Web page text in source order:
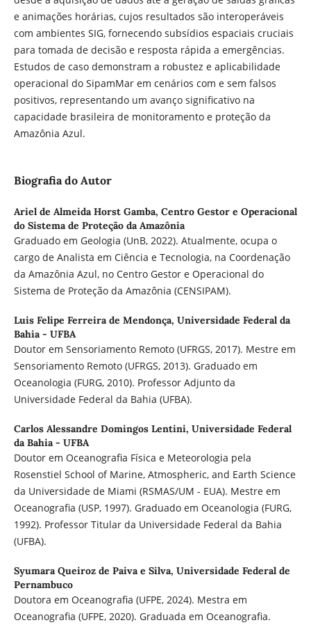
e animações horárias, cujos resultados são interoperáveis
com ambientes SIG, fornecendo subsídios espaciais cruciais
para tomada de decisão e resposta rápida a emergências.
Estudos de caso demonstram a robustez e aplicabilidade
operacional do SipamMar em cenários com e sem falsos
positivos, representando um avanço significativo na
capacidade brasileira de monitoramento e proteção da
Amazônia Azul.
Biografia do Autor
Ariel de Almeida Horst Gamba, Centro Gestor e Operacional
do Sistema de Proteção da Amazônia
Graduado em Geologia (UnB, 2022). Atualmente, ocupa o
cargo de Analista em Ciência e Tecnologia, na Coordenação
da Amazônia Azul, no Centro Gestor e Operacional do
Sistema de Proteção da Amazônia (CENSIPAM).
Luis Felipe Ferreira de Mendonça, Universidade Federal da
Bahia - UFBA
Doutor em Sensoriamento Remoto (UFRGS, 2017). Mestre em
Sensoriamento Remoto (UFRGS, 2013). Graduado em
Oceanologia (FURG, 2010). Professor Adjunto da
Universidade Federal da Bahia (UFBA).
Carlos Alessandre Domingos Lentini, Universidade Federal
da Bahia - UFBA
Doutor em Oceanografia Física e Meteorologia pela
Rosenstiel School of Marine, Atmospheric, and Earth Science
da Universidade de Miami (RSMAS/UM - EUA). Mestre em
Oceanografia (USP, 1997). Graduado em Oceanologia (FURG,
1992). Professor Titular da Universidade Federal da Bahia
(UFBA).
Syumara Queiroz de Paiva e Silva, Universidade Federal de
Pernambuco
Doutora em Oceanografia (UFPE, 2024). Mestra em
Oceanografia (UFPE, 2020). Graduada em Oceanografia.